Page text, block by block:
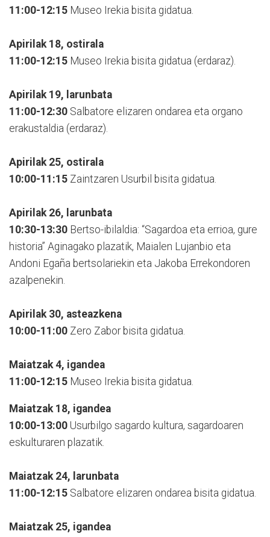
11:00-12:15 Museo Irekia bisita gidatua.
Apirilak 18, ostirala
11:00-12:15 Museo Irekia bisita gidatua (erdaraz).
Apirilak 19, larunbata
11:00-12:30 Salbatore elizaren ondarea eta organo
erakustaldia (erdaraz).
Apirilak 25, ostirala
10:00-11:15 Zaintzaren Usurbil bisita gidatua.
Apirilak 26, larunbata
10:30-13:30 Bertso-ibilaldia: “Sagardoa eta errioa, gure
historia” Aginagako plazatik, Maialen Lujanbio eta
Andoni Egaña bertsolariekin eta Jakoba Errekondoren
azalpenekin.
Apirilak 30, asteazkena
10:00-11:00 Zero Zabor bisita gidatua.
Maiatzak 4, igandea
11:00-12:15 Museo Irekia bisita gidatua.
Maiatzak 18, igandea
10:00-13:00 Usurbilgo sagardo kultura, sagardoaren
eskulturaren plazatik.
Maiatzak 24, larunbata
11:00-12:15 Salbatore elizaren ondarea bisita gidatua.
Maiatzak 25, igandea